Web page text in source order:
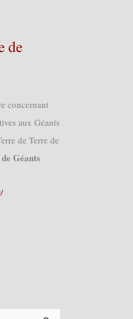
de
concernant
aux Géants
de Terre de
Géants